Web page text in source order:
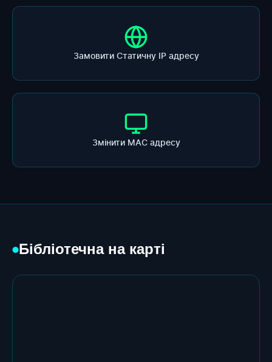
Замовити Статичну ІР адресу
Змінити МАС адресу
●Бібліотечна на карті